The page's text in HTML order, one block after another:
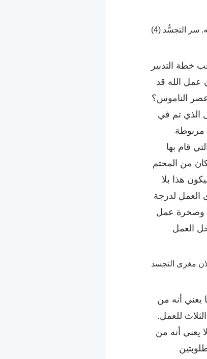
خطة التدبير
عمل الله قد
الناموس؟
الذي تم في
مربوطة
قام بها
من المحتم
هذا بلا
العمل لدرجة
وصخرة عمل
العمل
يعني أنه من
للعمل.
يعني أنه من